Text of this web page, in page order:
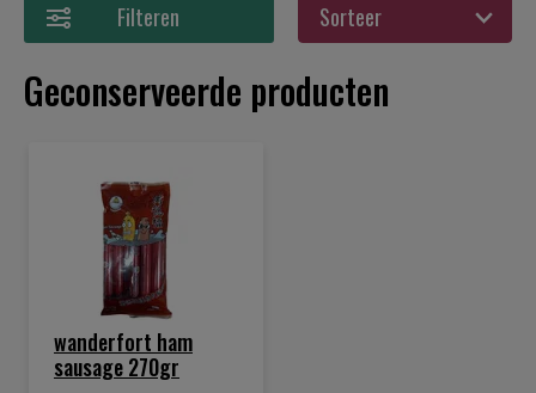
Filteren
Geconserveerde producten
wanderfort ham
sausage 270gr